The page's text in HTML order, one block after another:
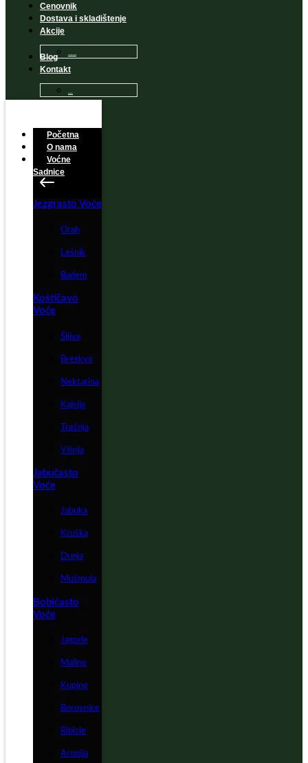
Cenovnik
Dostava i skladištenje
Akcije
Blog
Kontakt
Početna
O nama
Voćne
Sadnice
Jezgrasto Voće
Orah
Lešnik
Badem
Koštičavo
Voće
Šljiva
Breskva
Nektarina
Kajsija
Trešnja
Višnja
Jabučasto
Voće
Jabuka
Kruška
Dunja
Mušmula
Bobičasto
Voće
Jagode
Maline
Kupine
Borovnice
Ribizle
Aronija